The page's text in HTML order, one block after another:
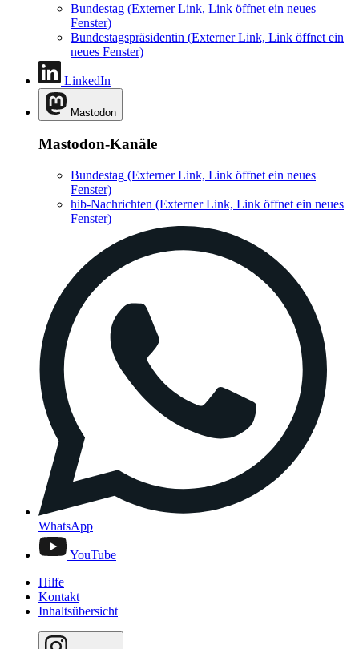
Bundestag (Externer Link, Link öffnet ein neues
Fenster)
Bundestagspräsidentin (Externer Link, Link öffnet ein
neues Fenster)
LinkedIn
Mastodon
Mastodon-Kanäle
Bundestag (Externer Link, Link öffnet ein neues
Fenster)
hib-Nachrichten (Externer Link, Link öffnet ein neues
Fenster)
WhatsApp
YouTube
Hilfe
Kontakt
Inhaltsübersicht